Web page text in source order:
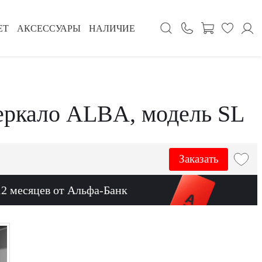
АКСЕССУАРЫ НАЛИЧИЕ
ALBA, модель SL
Заказать
месяцев от Альфа-Банк